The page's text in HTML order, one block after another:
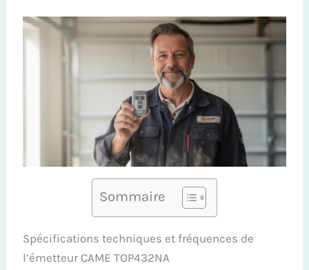
Sommaire
Spécifications techniques et fréquences de
l’émetteur CAME TOP432NA